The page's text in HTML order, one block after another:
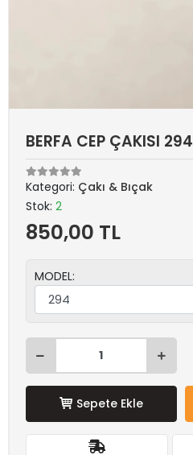
BERFA CEP ÇAKISI 294
Kategori: Çakı & Bıçak
Stok: 2
850,00 TL
MODEL:
Sepete Ekle